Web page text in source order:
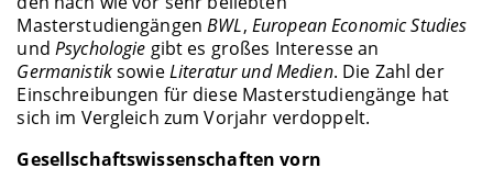
MasterstudiengängenBWL, European Economic Studies
und Psychologie gibt es großes Interesse an
GermanistiksowieLiteratur und Medien. Die Zahl der
Einschreibungen für diese Masterstudiengänge hat
sich im Vergleich zum Vorjahr verdoppelt.
Gesellschaftswissenschaften vorn